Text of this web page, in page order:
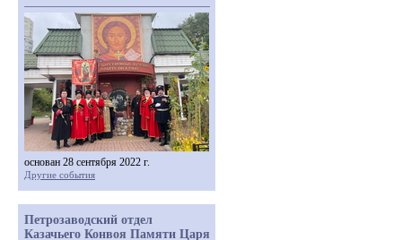
основан 28 сентября 2022 г.
Другие события
Петрозаводский отдел
Казачьего Конвоя Памяти Царя